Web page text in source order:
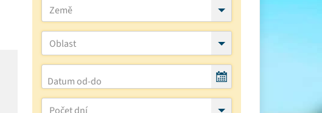
Země
Oblast